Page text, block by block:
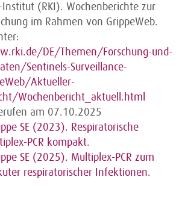
Institut (RKI). Wochenberichte zur
im Rahmen von GrippeWeb.
DE/Themen/Forschung-und-
Sentinels-Surveillance-
Aktueller-
Wochenbericht_aktuell.html
am 07.10.2025
SE (2023). Respiratorische
PCR kompakt.
SE (2025). Multiplex-PCR zum
respiratorischer Infektionen.